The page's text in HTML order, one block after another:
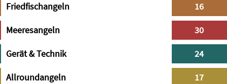
Friedfischangeln 16
Meeresangeln 30
Gerät & Technik 24
Allroundangeln
17